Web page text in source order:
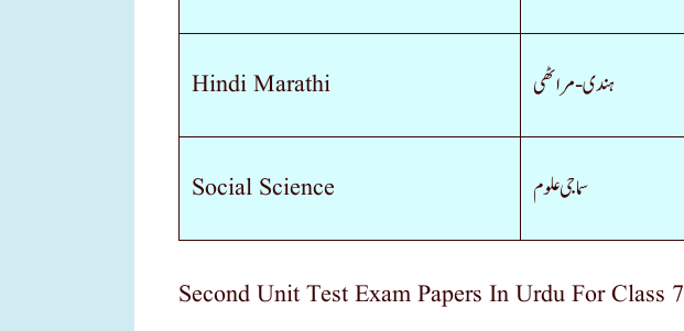
Hindi Marathi ہندی-مراٹھی
Social Science سماجی علوم
Second Unit Test Exam Papers In Urdu For Class 7